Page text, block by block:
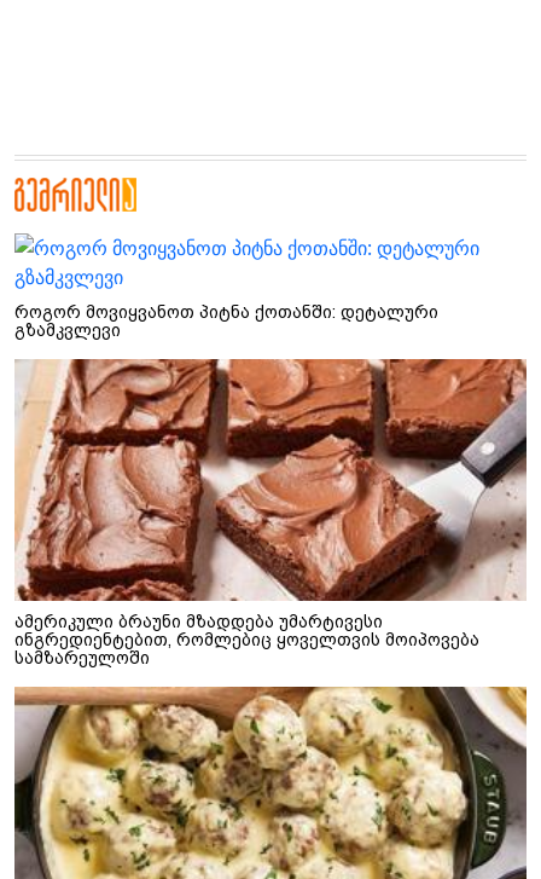
როგორ მოვიყვანოთ პიტნა ქოთანში: დეტალური
გზამკვლევი
ამერიკული ბრაუნი მზადდება უმარტივესი
ინგრედიენტებით, რომლებიც ყოველთვის მოიპოვება
სამზარეულოში